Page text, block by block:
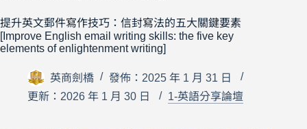
提升英文郵件寫作技巧：信封寫法的五大關鍵要素
[Improve English email writing skills: the five key
elements of enlightenment writing]
英商劍橋
發佈：2025 年 1 月 31 日
更新：2026 年 1 月 30 日
1-英語分享論壇